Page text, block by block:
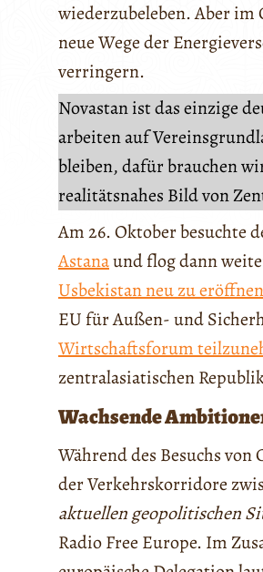
wiederzubeleben. Aber im
neue Wege der
verringern.
Novastan ist das einzige
arbeiten auf
bleiben, dafür brauchen
realitätsnahes Bild von
Am 26. Oktober besuchte
Astanaund flog dann
Usbekistan neu zu eröffnen
EU für Außen- und
Wirtschaftsforum
zentralasiatischen
Wachsende
Während des Besuchs
der Verkehrskorridore
aktuellen geopolitischen
Radio Free Europe. Im